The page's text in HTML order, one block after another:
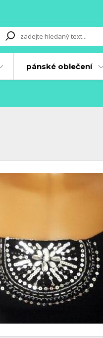
pánské oblečení